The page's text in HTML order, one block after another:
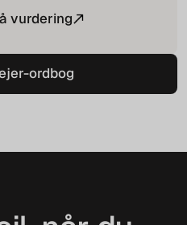
vurdering
ordbog
ordbog